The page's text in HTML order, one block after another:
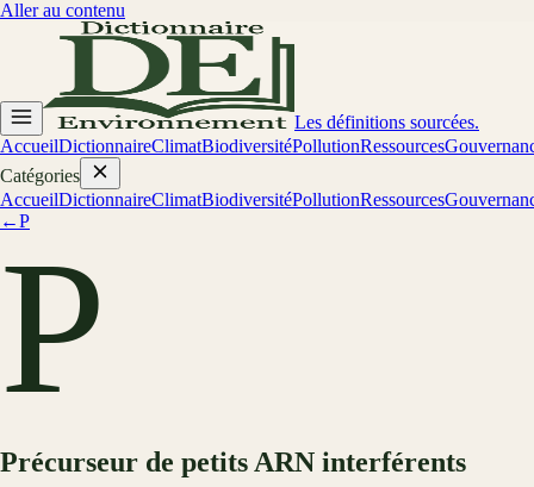
Aller au contenu
Les définitions sourcées.
AccueilDictionnaireClimatBiodiversitéPollutionRessources
Catégories
AccueilDictionnaireClimatBiodiversitéPollutionRessources
←P
P
Précurseur de petits ARN interférents